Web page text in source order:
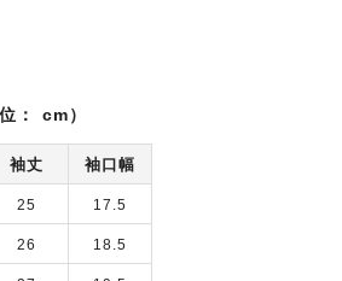
： cm）
袖丈 袖口幅
25 17.5
26 18.5